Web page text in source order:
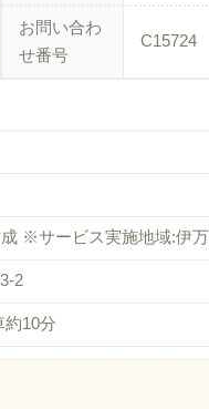
お問い合わ
せ番号
C15724
※サービス実施地域:伊
2
10分